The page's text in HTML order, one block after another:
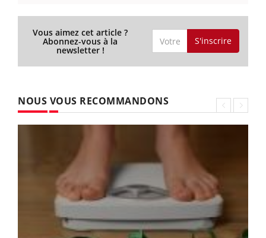
Vous aimez cet article ?
Abonnez-vous à la
newsletter !
S'inscrire
NOUS VOUS RECOMMANDONS